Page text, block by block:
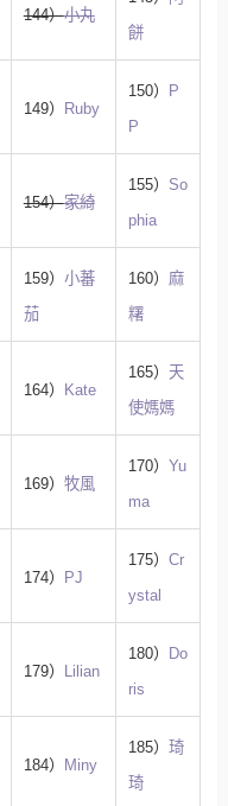
144）小丸
餅
149） Ruby
150） P
P
154）家綺
155） So
phia
159） 小蕃
茄
160） 麻
糬
164） Kate
165） 天
使媽媽
169） 牧風
170） Yu
ma
174） PJ
175） Cr
ystal
179） Lilian
180） Do
ris
184） Miny
185） 琦
琦